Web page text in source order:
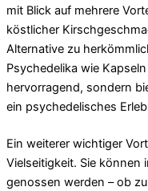
mit Blick auf mehrere
köstlicher
Alternative zu
Psychedelika wie
hervorragend, sondern
ein psychedelisches
Ein weiterer wichtiger
Vielseitigkeit. Sie können
genossen werden – ob